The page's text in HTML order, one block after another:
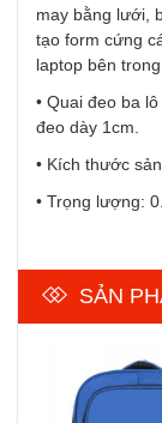
may bằng lưới,
tạo form cứng
laptop bên trong
• Quai đeo ba
đeo dày 1cm.
• Kích thước
• Trọng lượng:
SẢN